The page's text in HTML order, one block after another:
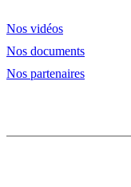
Nos vidéos
Nos documents
Nos partenaires